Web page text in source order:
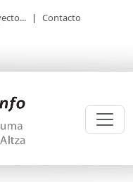
| Contacto